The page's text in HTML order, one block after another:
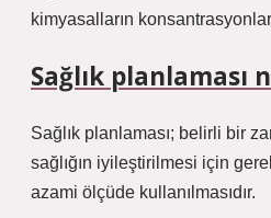
kimyasalların
Sağlık planlaması
Sağlık planlaması; belirli bir
sağlığın iyileştirilmesi için
azami ölçüde kullanılmasıdır.